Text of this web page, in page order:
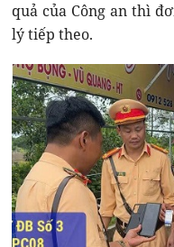
quả của Công an thì
lý tiếp theo.